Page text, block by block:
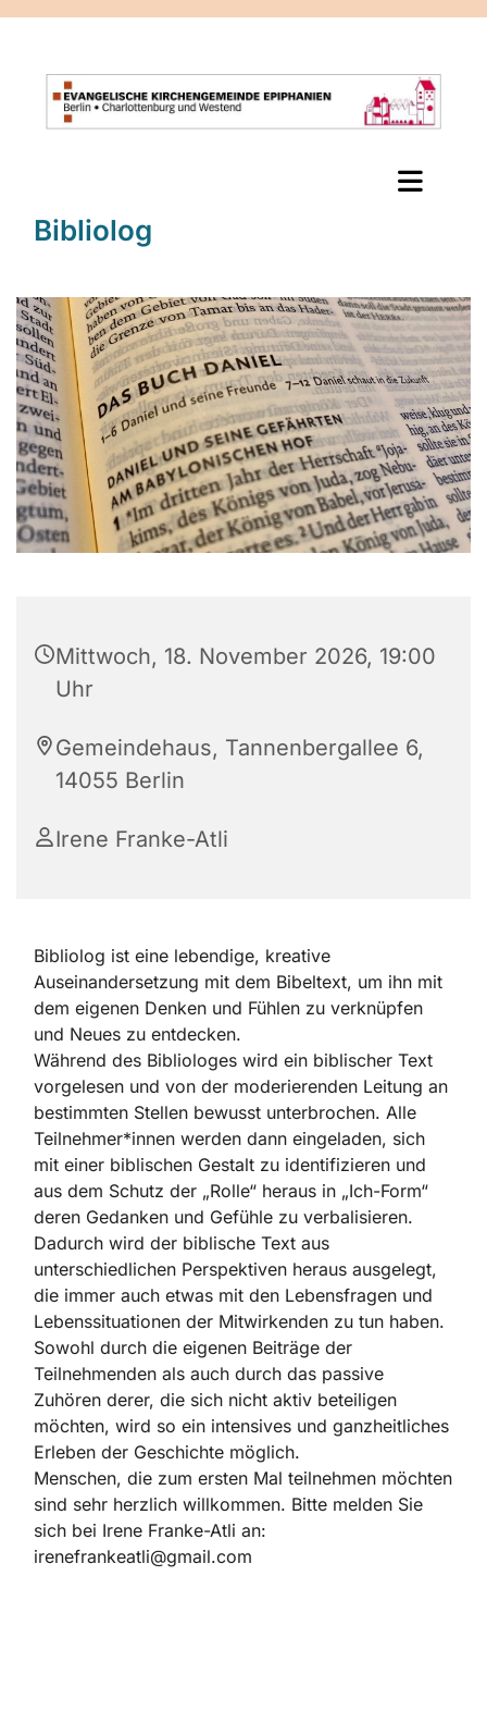
Bibliolog
Mittwoch, 18. November 2026, 19:00
Uhr
Gemeindehaus, Tannenbergallee 6,
14055 Berlin
Irene Franke-Atli
Bibliolog ist eine lebendige, kreative
Auseinandersetzung mit dem Bibeltext, um ihn mit
dem eigenen Denken und Fühlen zu verknüpfen
und Neues zu entdecken.
Während des Bibliologes wird ein biblischer Text
vorgelesen und von der moderierenden Leitung an
bestimmten Stellen bewusst unterbrochen. Alle
Teilnehmer*innen werden dann eingeladen, sich
mit einer biblischen Gestalt zu identifizieren und
aus dem Schutz der „Rolle“ heraus in „Ich-Form“
deren Gedanken und Gefühle zu verbalisieren.
Dadurch wird der biblische Text aus
unterschiedlichen Perspektiven heraus ausgelegt,
die immer auch etwas mit den Lebensfragen und
Lebenssituationen der Mitwirkenden zu tun haben.
Sowohl durch die eigenen Beiträge der
Teilnehmenden als auch durch das passive
Zuhören derer, die sich nicht aktiv beteiligen
möchten, wird so ein intensives und ganzheitliches
Erleben der Geschichte möglich.
Menschen, die zum ersten Mal teilnehmen möchten
sind sehr herzlich willkommen. Bitte melden Sie
sich bei Irene Franke-Atli an:
irenefrankeatli@gmail.com